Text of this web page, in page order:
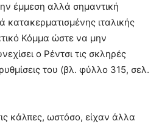
έμμεση αλλά σημαντική
κατακερματισμένης ιταλικής
Κόμμα ώστε να μην
ο Ρέντσι τις σκληρές
του (βλ. φύλλο 315, σελ.
κάλπες, ωστόσο, είχαν άλλα